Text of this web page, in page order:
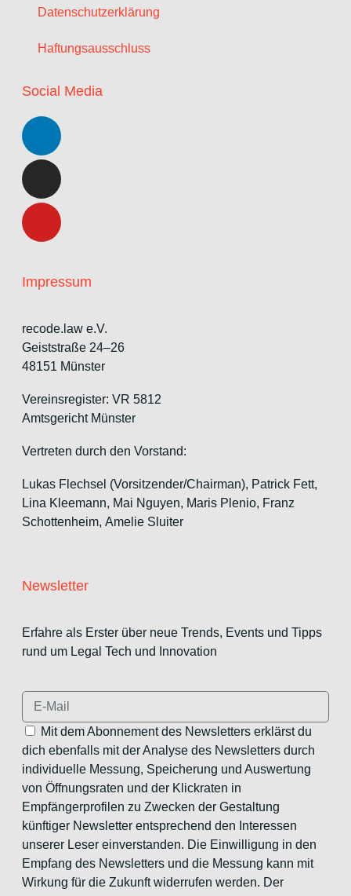
Datenschutzerklärung
Haftungsausschluss
Social Media
Impressum
recode.law e.V.
Geiststraße 24–26
48151 Münster
Vereinsregister: VR 5812
Amtsgericht Münster
Vertreten durch den Vorstand:
Lukas Flechsel (Vorsitzender/Chairman), Patrick Fett,
Lina Kleemann, Mai Nguyen, Maris Plenio, Franz
Schottenheim, Amelie Sluiter
Newsletter
Erfahre als Erster über neue Trends, Events und Tipps
rund um Legal Tech und Innovation
Mit dem Abonnement des Newsletters erklärst du
dich ebenfalls mit der Analyse des Newsletters durch
individuelle Messung, Speicherung und Auswertung
von Öffnungsraten und der Klickraten in
Empfängerprofilen zu Zwecken der Gestaltung
künftiger Newsletter entsprechend den Interessen
unserer Leser einverstanden. Die Einwilligung in den
Empfang des Newsletters und die Messung kann mit
Wirkung für die Zukunft widerrufen werden. Der